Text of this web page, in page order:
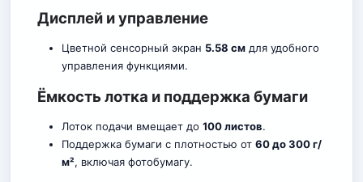
Дисплей и управление
Цветной сенсорный экран 5.58 смдля удобного
управления функциями.
Ёмкость лотка и поддержка бумаги
Лоток подачи вмещает до 100 листов.
Поддержка бумаги с плотностью от 60 до 300 г/
м², включая фотобумагу.